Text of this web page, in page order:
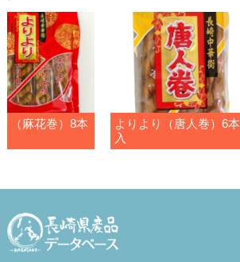
（麻花巻）8本
よりより（唐人巻）6本
入